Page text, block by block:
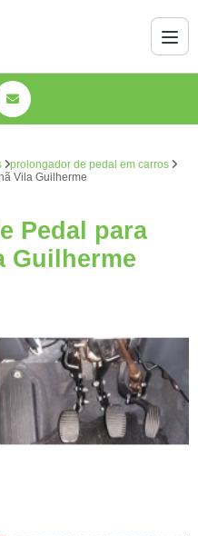
prolongador de pedal em carros
Vila Guilherme
Pedal para
Guilherme